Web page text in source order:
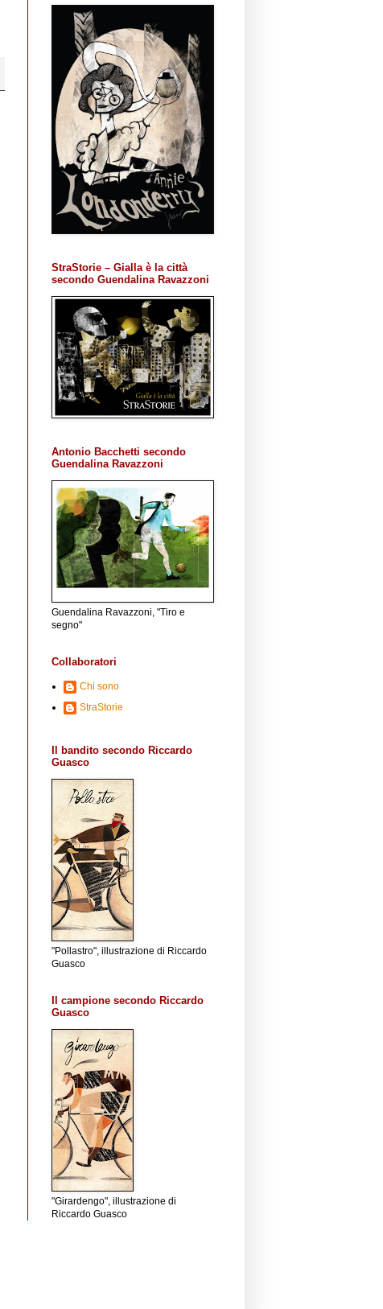
StraStorie – Gialla è la città
secondo Guendalina Ravazzoni
Antonio Bacchetti secondo
Guendalina Ravazzoni
Guendalina Ravazzoni, "Tiro e
segno"
Collaboratori
Chi sono
StraStorie
Il bandito secondo Riccardo
Guasco
"Pollastro", illustrazione di Riccardo
Guasco
Il campione secondo Riccardo
Guasco
"Girardengo", illustrazione di
Riccardo Guasco